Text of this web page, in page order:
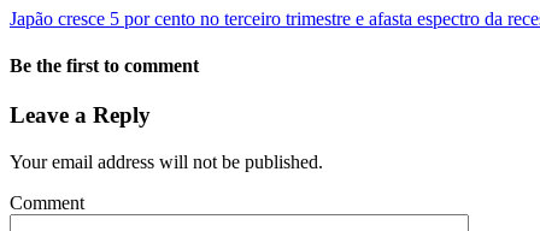
Japão cresce 5 por cento no terceiro trimestre e afasta espectro da
Be the first to comment
Leave a Reply
Your email address will not be published.
Comment